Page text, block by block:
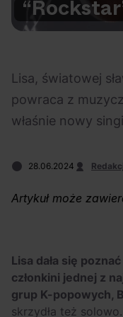
Na czasie
prawdziwym
Chivasa?
Lisa, światowej
powraca z
właśnie nowy
28.06.2024
Artykuł może
Lisa dała się
członkini jednej z
grup K-popowych,
skrzydła też